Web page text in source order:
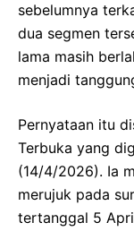
sebelumnya
dua segmen
lama masih
menjadi
Pernyataan itu
Terbuka yang
(14/4/2026). Ia
merujuk pada
tertanggal 5